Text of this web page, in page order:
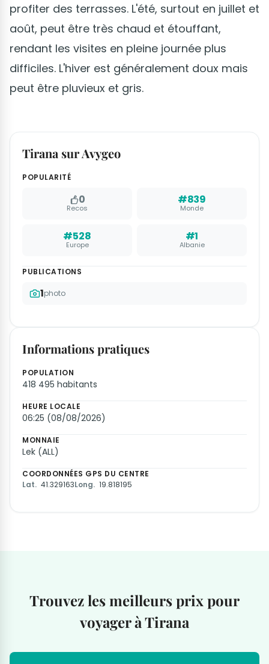
profiter des terrasses. L'été, surtout en juillet et
août, peut être très chaud et étouffant,
rendant les visites en pleine journée plus
difficiles. L'hiver est généralement doux mais
peut être pluvieux et gris.
Tirana sur Avygeo
POPULARITÉ
0
Recos
#839
Monde
#528
Europe
#1
Albanie
PUBLICATIONS
1photo
Informations pratiques
POPULATION
418 495 habitants
HEURE LOCALE
06:25 (08/08/2026)
MONNAIE
Lek (ALL)
COORDONNÉES GPS DU CENTRE
Lat. 41.329163Long. 19.818195
Trouvez les meilleurs prix pour
voyager à Tirana